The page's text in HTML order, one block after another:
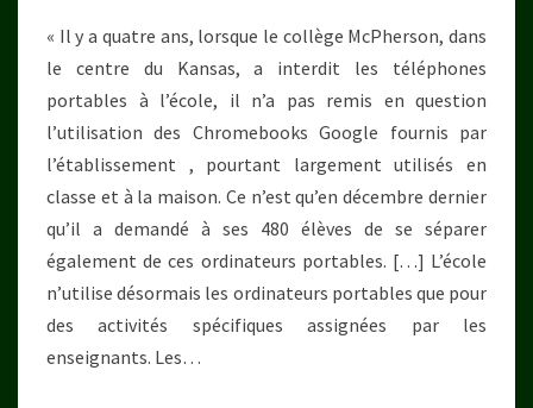
LE
DÉVELOPPEMENT
DES
ENFANTS
« Il y a quatre ans, lorsque le collège McPherson, dans
le centre du Kansas, a interdit les téléphones
portables à l’école, il n’a pas remis en question
l’utilisation des Chromebooks Google fournis par
l’établissement , pourtant largement utilisés en
classe et à la maison. Ce n’est qu’en décembre dernier
qu’il a demandé à ses 480 élèves de se séparer
également de ces ordinateurs portables. […] L’école
n’utilise désormais les ordinateurs portables que pour
des activités spécifiques assignées par les
enseignants. Les…